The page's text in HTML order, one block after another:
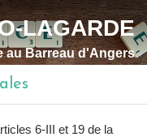
LAGARDE
au Barreau d'Angers
6-III et 19 de la